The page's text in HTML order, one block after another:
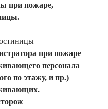
при пожаре,
при пожаре
персонала
по этажу, и пр.)